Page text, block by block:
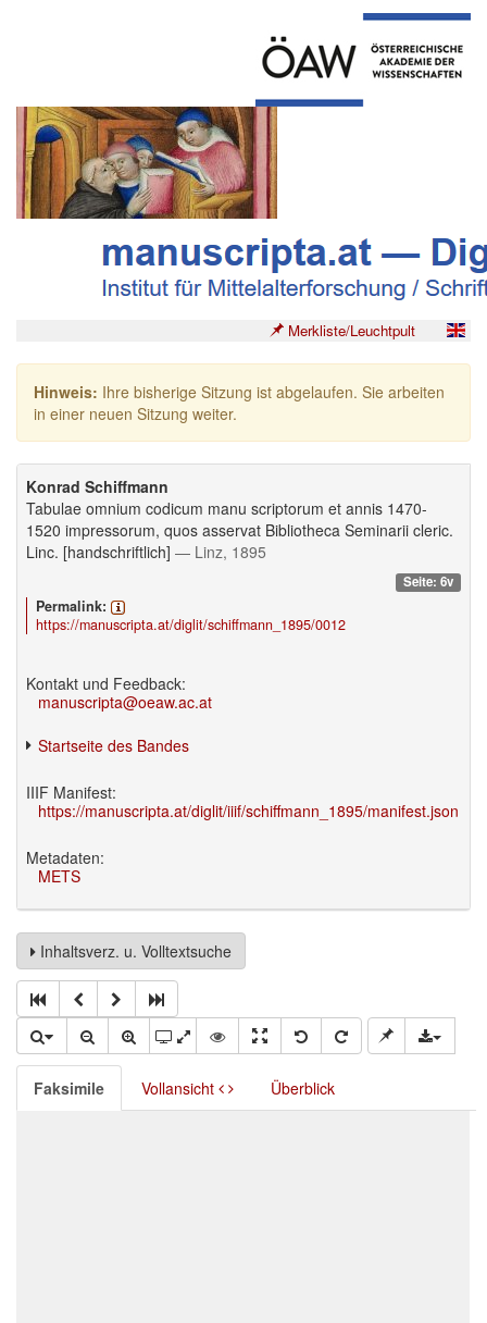
Merkliste/Leuchtpult
Hinweis: Ihre bisherige Sitzung ist abgelaufen. Sie arbeiten
in einer neuen Sitzung weiter.
Konrad Schiffmann
Tabulae omnium codicum manu scriptorum et annis 1470-
1520 impressorum, quos asservat Bibliotheca Seminarii cleric.
Linc. [handschriftlich] — Linz, 1895
Seite: 6v
Permalink:
https://manuscripta.at/diglit/schiffmann_1895/0012
Kontakt und Feedback:
manuscripta@oeaw.ac.at
Startseite des Bandes
IIIF Manifest:
https://manuscripta.at/diglit/iiif/schiffmann_1895/manifest.json
Metadaten:
METS
Inhaltsverz. u. Volltextsuche
Faksimile Vollansicht Überblick